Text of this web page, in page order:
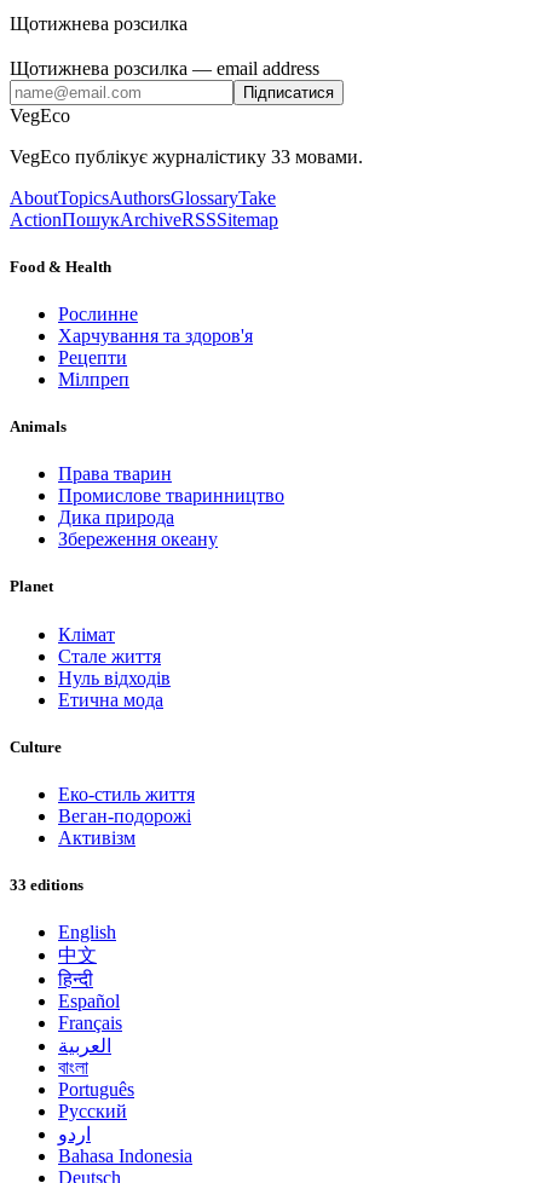
Щотижнева розсилка
Щотижнева розсилка — email address
Підписатися
VegEco
VegEco публікує журналістику 33 мовами.
AboutTopicsAuthorsGlossaryTake
ActionПошукArchiveRSSSitemap
Food & Health
Рослинне
Харчування та здоров'я
Рецепти
Мілпреп
Animals
Права тварин
Промислове тваринництво
Дика природа
Збереження океану
Planet
Клімат
Стале життя
Нуль відходів
Етична мода
Culture
Еко-стиль життя
Веган-подорожі
Активізм
33 editions
English
中文
हिन्दी
Español
Français
العربية
বাংলা
Português
Русский
اردو
Bahasa Indonesia
Deutsch